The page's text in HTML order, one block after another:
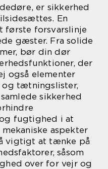
er sikkerhed
En
forsvarslinje
gæster. Fra solide
bør din dør
der
også elementer
tætningslister,
sikkerhed
fugtighed i at
aspekter
vigtigt at tænke på
såsom
over for vejr og